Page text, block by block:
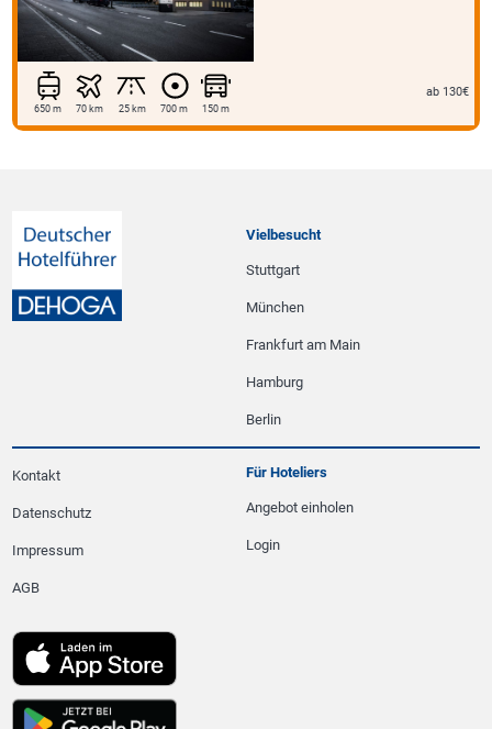
650 m 70 km 25 km 700 m 150 m
ab 130€
Vielbesucht
Stuttgart
München
Frankfurt am Main
Hamburg
Berlin
Kontakt
Datenschutz
Impressum
AGB
Für Hoteliers
Angebot einholen
Login